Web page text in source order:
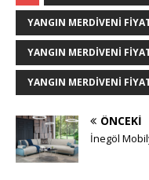
YANGIN MERDIVENI
YANGIN MERDIVENI
YANGIN MERDIVENI
ÖNCEKI
İnegöl